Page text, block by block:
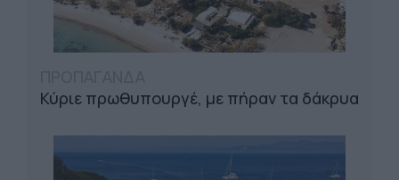
Κύριε πρωθυπουργέ, με πήραν τα δάκρυα